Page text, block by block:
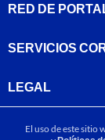
RED DE
SERVICIOS
LEGAL
El uso de este sitio